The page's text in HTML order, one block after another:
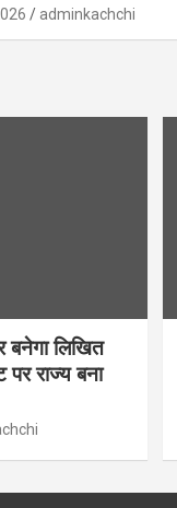
adminkachchi
बनेगा लिखित
राज्य बना